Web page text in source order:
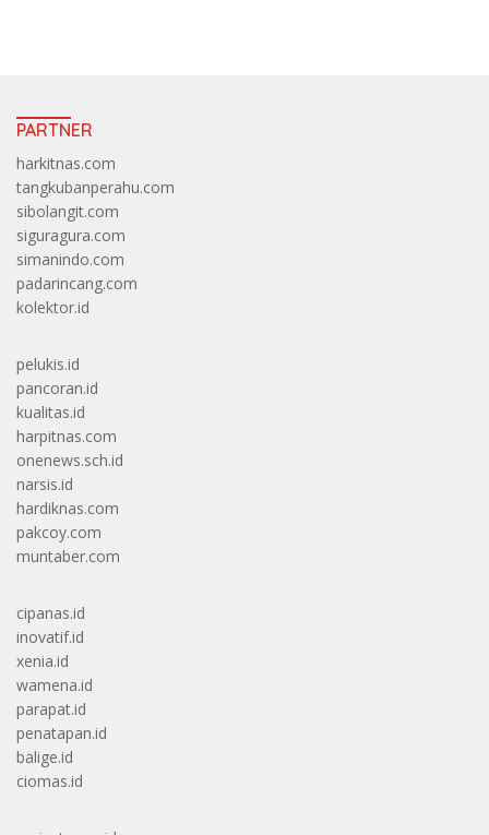
PARTNER
harkitnas.com
tangkubanperahu.com
sibolangit.com
siguragura.com
simanindo.com
padarincang.com
kolektor.id
pelukis.id
pancoran.id
kualitas.id
harpitnas.com
onenews.sch.id
narsis.id
hardiknas.com
pakcoy.com
muntaber.com
cipanas.id
inovatif.id
xenia.id
wamena.id
parapat.id
penatapan.id
balige.id
ciomas.id